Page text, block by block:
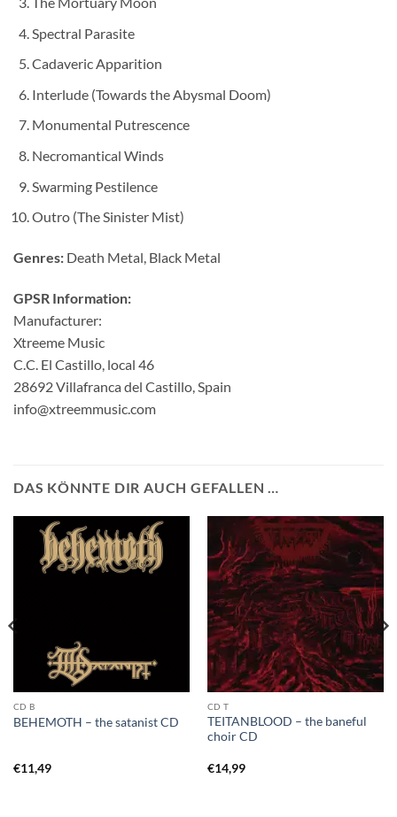
Spectral Parasite
Cadaveric Apparition
Interlude (Towards the Abysmal Doom)
Monumental Putrescence
Necromantical Winds
Swarming Pestilence
Outro (The Sinister Mist)
Genres: Death Metal, Black Metal
GPSR Information:
Manufacturer:
Xtreeme Music
C.C. El Castillo, local 46
28692 Villafranca del Castillo, Spain
info@xtreemmusic.com
DAS KÖNNTE DIR AUCH GEFALLEN …
CD B
BEHEMOTH – the satanist CD
€11,49
CD T
TEITANBLOOD – the baneful
choir CD
€14,99